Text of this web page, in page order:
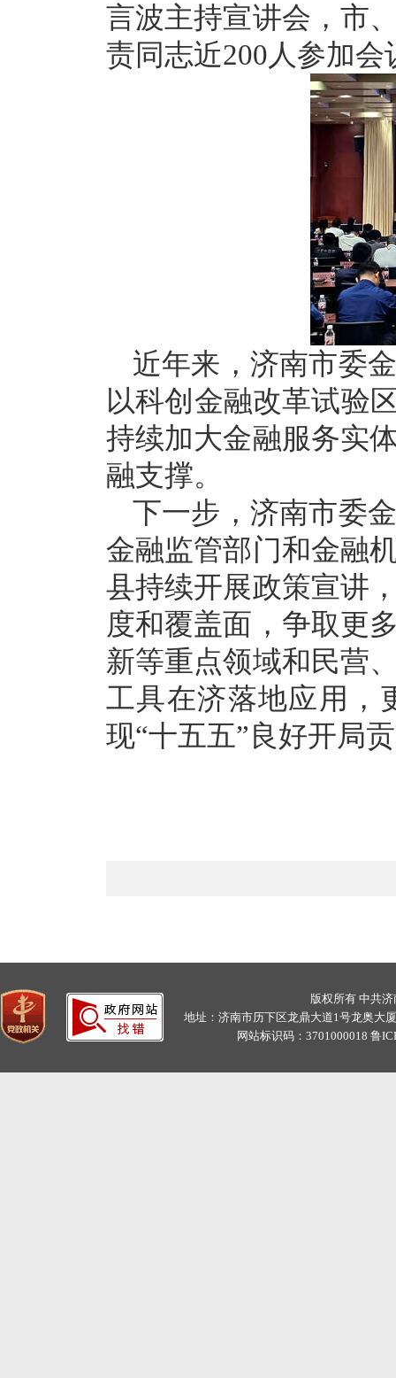
言波主持宣讲会，市
责同志近200人参加会
近年来，济南市委
以科创金融改革试验
持续加大金融服务实
融支撑。
下一步，济南市委
金融监管部门和金融
县持续开展政策宣讲
度和覆盖面，争取更
新等重点领域和民营
工具在济落地应用，
现“十五五”良好开局
版权所有 中共
地址：济南市历下区龙鼎大道1号龙奥大
网站标识码：3701000018 鲁